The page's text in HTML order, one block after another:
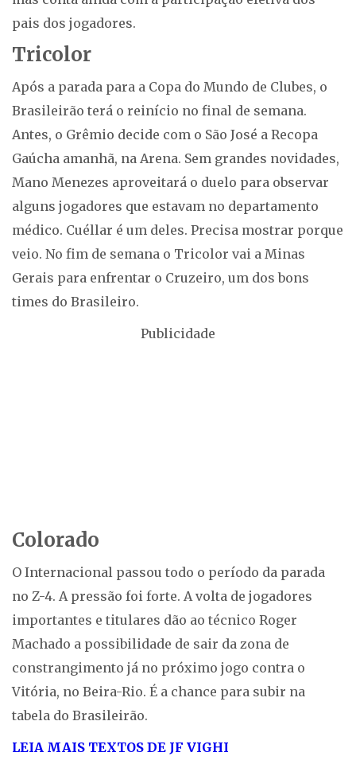
pais dos jogadores.
Tricolor
Após a parada para a Copa do Mundo de Clubes, o
Brasileirão terá o reinício no final de semana.
Antes, o Grêmio decide com o São José a Recopa
Gaúcha amanhã, na Arena. Sem grandes novidades,
Mano Menezes aproveitará o duelo para observar
alguns jogadores que estavam no departamento
médico. Cuéllar é um deles. Precisa mostrar porque
veio. No fim de semana o Tricolor vai a Minas
Gerais para enfrentar o Cruzeiro, um dos bons
times do Brasileiro.
Publicidade
Colorado
O Internacional passou todo o período da parada
no Z-4. A pressão foi forte. A volta de jogadores
importantes e titulares dão ao técnico Roger
Machado a possibilidade de sair da zona de
constrangimento já no próximo jogo contra o
Vitória, no Beira-Rio. É a chance para subir na
tabela do Brasileirão.
LEIA MAIS TEXTOS DE JF VIGHI